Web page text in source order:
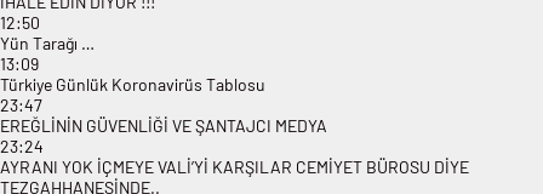
12:50
Yün Tarağı …
13:09
Türkiye Günlük Koronavirüs Tablosu
23:47
EREĞLİNİN GÜVENLİĞİ VE ŞANTAJCI MEDYA
23:24
AYRANI YOK İÇMEYE VALİ’Yİ KARŞILAR CEMİYET BÜROSU DİYE
TEZGAHHANESİNDE..